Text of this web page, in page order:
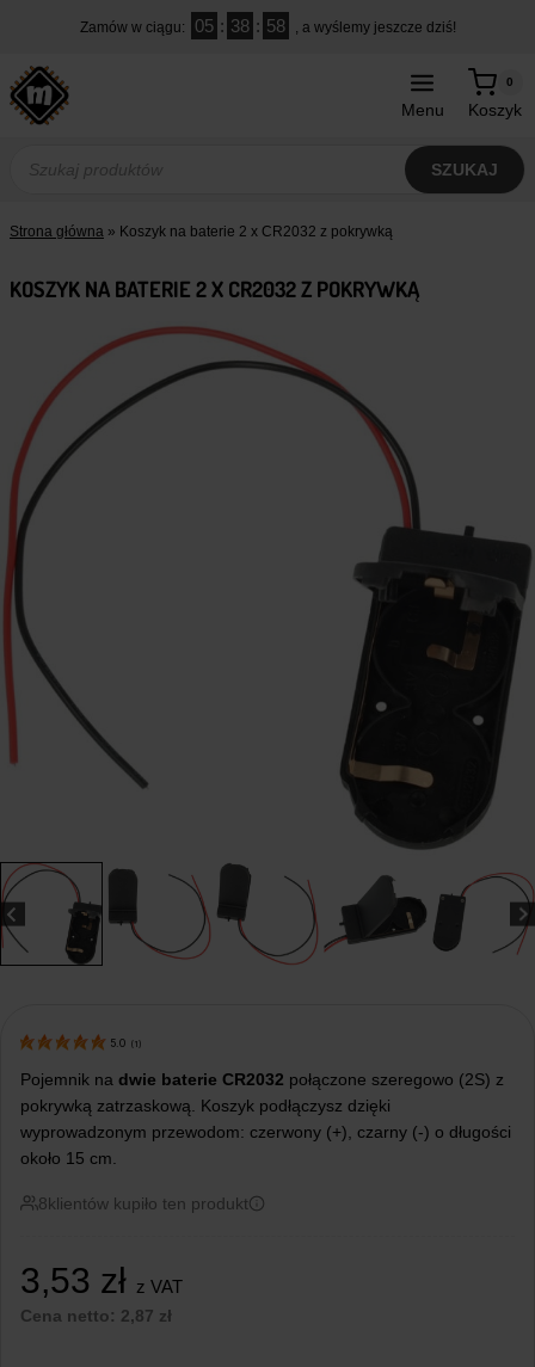
treści
Zamów w ciągu: 05 : 38 : 57 , a wyślemy jeszcze dziś!
Menu Koszyk
0
produktów
SZUKAJ
Strona główna » Koszyk na baterie 2 x CR2032 z pokrywką
KOSZYK NA BATERIE 2 X CR2032 Z POKRYWKĄ
5.0 (1)
Pojemnik na dwie baterie CR2032 połączone szeregowo (2S) z
pokrywką zatrzaskową. Koszyk podłączysz dzięki
wyprowadzonym przewodom: czerwony (+), czarny (-) o długości
około 15 cm.
8klientów kupiło ten produkt
3,53 zł z VAT
Cena netto: 2,87 zł